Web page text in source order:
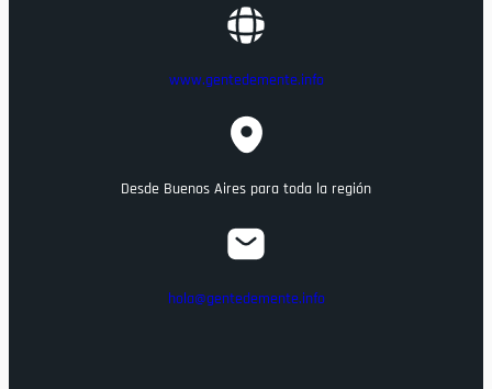
www.gentedemente.info
Desde Buenos Aires para toda la región
hola@gentedemente.info